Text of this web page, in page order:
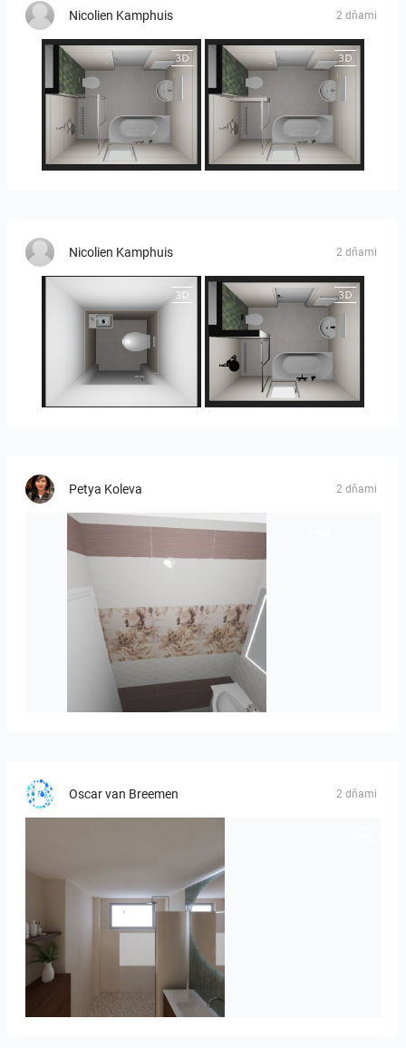
Nicolien Kamphuis 2 dňami
25-5014 bnr. 3.10 25-5014 bnr. 3.10
Nicolien Kamphuis 2 dňami
25-5014 bnr. 3.10 25-5014 bnr. 3.10
Petya Koleva 2 dňami
viola_brown-01
Oscar van Breemen 2 dňami
Badkamerhuis